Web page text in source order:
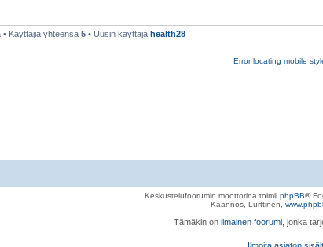
• Käyttäjiä yhteensä 5 • Uusin käyttäjä health28
Error locating mobile
Keskustelufoorumin moottorina toimii phpBB®
Käännös, Lurttinen,
Tämäkin on ilmainen foorumi , jonka